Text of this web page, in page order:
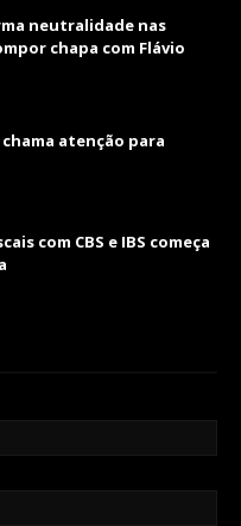
neutralidade nas
chapa com Flávio
atenção para
com CBS e IBS começa